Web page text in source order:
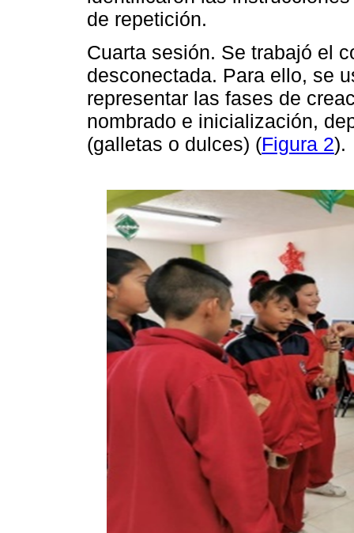
de repetición.
Cuarta sesión. Se trabajó el
desconectada. Para ello, se
representar las fases de
nombrado e inicialización,
(galletas o dulces) (Figura 2).